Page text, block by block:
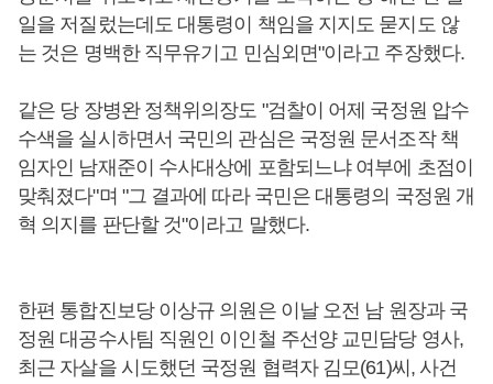
일을 저질렀는데도 대통령이 책임을 지지도 묻지도 않
는 것은 명백한 직무유기고 민심외면"이라고 주장했다.
같은 당 장병완 정책위의장도 "검찰이 어제 국정원 압수
수색을 실시하면서 국민의 관심은 국정원 문서조작 책
임자인 남재준이 수사대상에 포함되느냐 여부에 초점이
맞춰졌다"며 "그 결과에 따라 국민은 대통령의 국정원 개
혁 의지를 판단할 것"이라고 말했다.
한편 통합진보당 이상규 의원은 이날 오전 남 원장과 국
정원 대공수사팀 직원인 이인철 주선양 교민담당 영사,
최근 자살을 시도했던 국정원 협력자 김모(61)씨, 사건